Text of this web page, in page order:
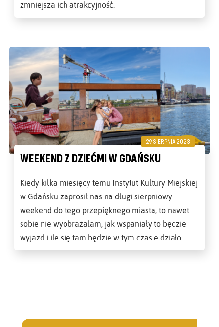
zmniejsza ich atrakcyjność.
29 SIERPNIA 2023
WEEKEND Z DZIEĆMI W GDAŃSKU
Kiedy kilka miesięcy temu Instytut Kultury Miejskiej
w Gdańsku zaprosił nas na długi sierpniowy
weekend do tego przepięknego miasta, to nawet
sobie nie wyobrażałam, jak wspaniały to będzie
wyjazd i ile się tam będzie w tym czasie działo.